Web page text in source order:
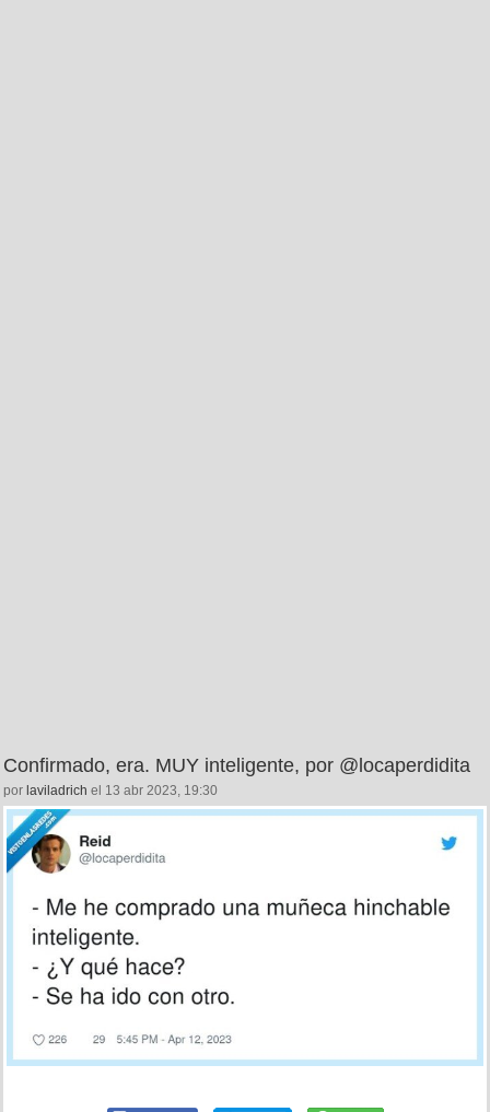
Confirmado, era. MUY inteligente, por @locaperdidita
por laviladrich el 13 abr 2023, 19:30